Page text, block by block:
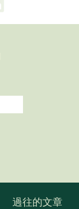
過往的文章